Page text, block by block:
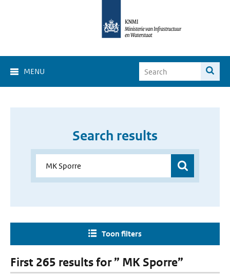
MENU
Search results
Toon filters
First 265 results for ” MK Sporre”